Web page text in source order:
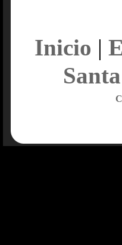
Inicio |